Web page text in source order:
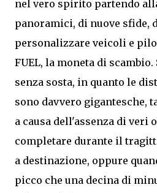
nel vero spirito partendo
panoramici, di nuove sfide,
personalizzare veicoli e
FUEL, la moneta di
senza sosta, in quanto le
sono davvero gigantesche,
a causa dell'assenza di veri
completare durante il
a destinazione, oppure
picco che una decina di